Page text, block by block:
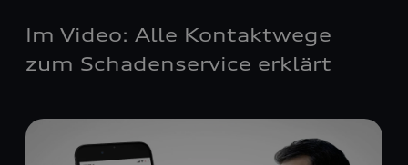
Im Video: Alle Kontaktwege
zum Schadenservice erklärt